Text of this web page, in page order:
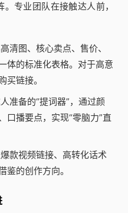
专业团队在接触达人前，
清图、核心卖点、售价、
体的标准化表格。对于高意
买链接。
准备的“提词器”，通过颜
口播要点，实现“零脑力”直
款视频链接、高转化话术
鉴的创作方向。